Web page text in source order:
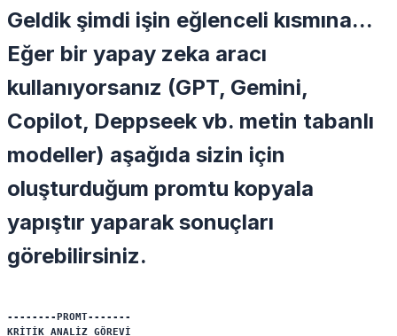
Geldik şimdi işin eğlenceli kısmına...
Eğer bir yapay zeka aracı
kullanıyorsanız (GPT, Gemini,
Copilot, Deppseek vb. metin tabanlı
modeller) aşağıda sizin için
oluşturduğum promtu kopyala
yapıştır yaparak sonuçları
görebilirsiniz.
--------PROMT-------
KRİTİK ANALİZ GÖREVİ